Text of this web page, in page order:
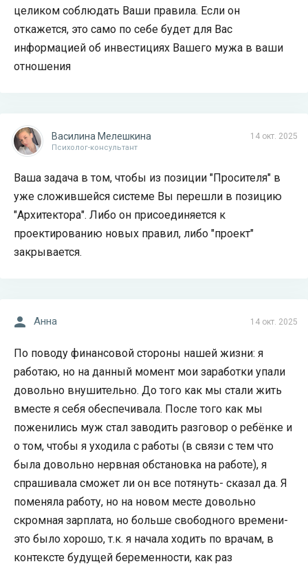
целиком соблюдать Ваши правила. Если он
откажется, это само по себе будет для Вас
информацией об инвестициях Вашего мужа в ваши
отношения
14 окт. 2025
Василина Мелешкина
Психолог-консультант
Ваша задача в том, чтобы из позиции "Просителя" в
уже сложившейся системе Вы перешли в позицию
"Архитектора". Либо он присоединяется к
проектированию новых правил, либо "проект"
закрывается.
14 окт. 2025
Анна
По поводу финансовой стороны нашей жизни: я
работаю, но на данный момент мои заработки упали
довольно внушительно. До того как мы стали жить
вместе я себя обеспечивала. После того как мы
поженились муж стал заводить разговор о ребёнке и
о том, чтобы я уходила с работы (в связи с тем что
была довольно нервная обстановка на работе), я
спрашивала сможет ли он все потянуть- сказал да. Я
поменяла работу, но на новом месте довольно
скромная зарплата, но больше свободного времени-
это было хорошо, т.к. я начала ходить по врачам, в
контексте будущей беременности, как раз